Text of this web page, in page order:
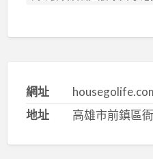
網址
地址
高雄市前鎮區